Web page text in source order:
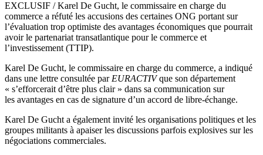
EXCLUSIF / Karel De Gucht, le commissaire en charge du
commerce a réfuté les accusions des certaines ONG portant sur
l’évaluation trop optimiste des avantages économiques que pourrait
avoir le partenariat transatlantique pour le commerce et
l’investissement (TTIP).
Karel De Gucht, le commissaire en charge du commerce, a indiqué
dans une lettre consultée par EURACTIVque son département
« s’efforcerait d’être plus clair » dans sa communication sur
les avantages en cas de signature d’un accord de libre-échange.
Karel De Gucht a également invité les organisations politiques et les
groupes militants à apaiser les discussions parfois explosives sur les
négociations commerciales.